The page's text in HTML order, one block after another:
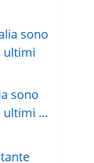
sono
ultimi …